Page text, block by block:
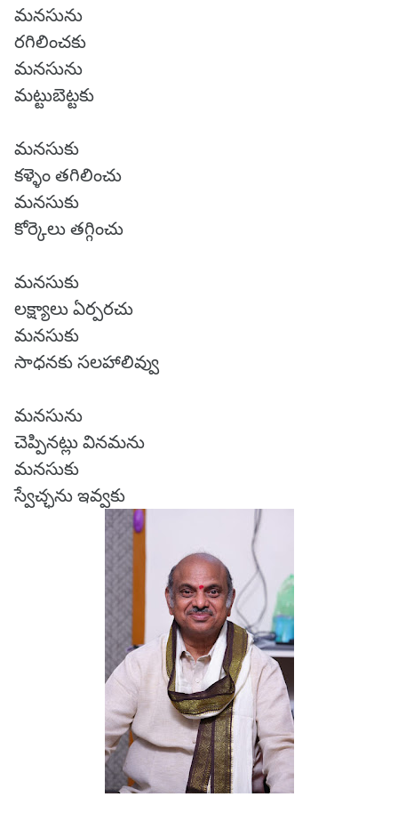
మనసును
రగిలించకు
మనసును
మట్టుబెట్టకు
మనసుకు
కళ్ళెం తగిలించు
మనసుకు
కోర్కెలు తగ్గించు
మనసుకు
లక్ష్యాలు ఏర్పరచు
మనసుకు
సాధనకు సలహాలివ్వు
మనసును
చెప్పినట్లు వినమను
మనసుకు
స్వేచ్ఛను ఇవ్వకు